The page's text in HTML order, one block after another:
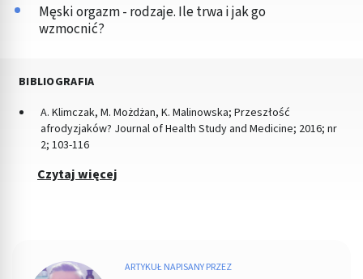
Męski orgazm - rodzaje. Ile trwa i jak go
wzmocnić?
BIBLIOGRAFIA
A. Klimczak, M. Możdżan, K. Malinowska; Przeszłość
afrodyzjaków? Journal of Health Study and Medicine; 2016; nr
2; 103-116
Czytaj więcej
ARTYKUŁ NAPISANY PRZEZ